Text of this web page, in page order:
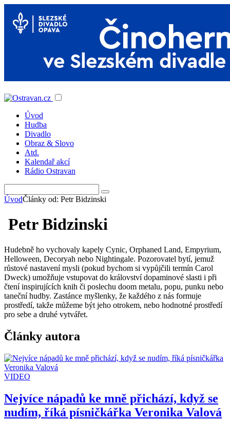
Úvod
Hudba
Divadlo
Obraz & Slovo
Atd.
Kalendař akcí
Rádio Ostravan
ÚvodČlánky od: Petr Bidzinski
Petr Bidzinski
Hudebně ho vychovaly kapely Cynic, Orphaned Land, Empyrium,
Helloween, Decoryah nebo Nightingale. Pozorovatel bytí, jemuž
růstové nastavení mysli (pokud bychom si vypůjčili termín Carol
Dweck) umožňuje vstupovat do království dopaminové slasti i při
čtení inspirujících knih či poslechu doom metalu, popu, punku nebo
taneční hudby. Zastánce myšlenky, že každého z nás formuje
prostředí, takže můžeme být jeho otrokem, nebo hodnotné prostředí
pro sebe a druhé vytvářet.
Články autora
VIDEO
Nejvíce nápadů ke mně přichází, když se
nudím, říká písničkářka Veronika Valová